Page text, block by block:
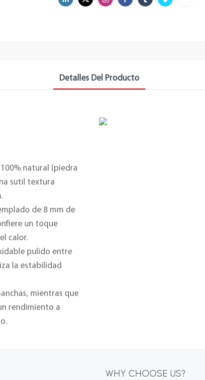
Detalles Del Producto
natural (piedra
sutil textura
de 8 mm de
un toque
calor.
pulido entre
la estabilidad
mientras que
rendimiento a
WHY CHOOSE US?